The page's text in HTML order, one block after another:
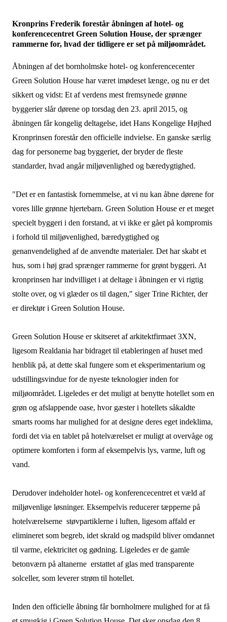
Kronprins Frederik forestår åbningen af hotel- og
konferencecentret Green Solution House, der sprænger
rammerne for, hvad der tidligere er set på miljøområdet.
Åbningen af det bornholmske hotel- og konferencecenter
Green Solution House har været imødeset længe, og nu er det
sikkert og vidst: Et af verdens mest fremsynede grønne
byggerier slår dørene op torsdag den 23. april 2015, og
åbningen får kongelig deltagelse, idet Hans Kongelige Højhed
Kronprinsen forestår den officielle indvielse. En ganske særlig
dag for personerne bag byggeriet, der bryder de fleste
standarder, hvad angår miljøvenlighed og bæredygtighed.
"Det er en fantastisk fornemmelse, at vi nu kan åbne dørene for
vores lille grønne hjertebarn. Green Solution House er et meget
specielt byggeri i den forstand, at vi ikke er gået på kompromis
i forhold til miljøvenlighed, bæredygtighed og
genanvendelighed af de anvendte materialer. Det har skabt et
hus, som i høj grad sprænger rammerne for grønt byggeri. At
kronprinsen har indvilliget i at deltage i åbningen er vi rigtig
stolte over, og vi glæder os til dagen," siger Trine Richter, der
er direktør i Green Solution House.
Green Solution House er skitseret af arkitektfirmaet 3XN,
ligesom Realdania har bidraget til etableringen af huset med
henblik på, at dette skal fungere som et eksperimentarium og
udstillingsvindue for de nyeste teknologier inden for
miljøområdet. Ligeledes er det muligt at benytte hotellet som en
grøn og afslappende oase, hvor gæster i hotellets såkaldte
smarts rooms har mulighed for at designe deres eget indeklima,
fordi det via en tablet på hotelværelset er muligt at overvåge og
optimere komforten i form af eksempelvis lys, varme, luft og
vand.
Derudover indeholder hotel- og konferencecentret et væld af
miljøvenlige løsninger. Eksempelvis reducerer tæpperne på
hotelværelserne støvpartiklerne i luften, ligesom affald er
elimineret som begreb, idet skrald og madspild bliver omdannet
til varme, elektricitet og gødning. Ligeledes er de gamle
betonværn på altanerne erstattet af glas med transparente
solceller, som leverer strøm til hotellet.
Inden den officielle åbning får bornholmere mulighed for at få